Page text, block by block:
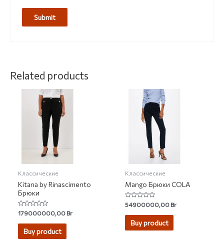
Related products
Классические
Kitana by Rinascimento
Брюки
Rated
0
out
179000000,00Br
Buy product
Классические
Mango Брюки COLA
Rated
0
out
54900000,00Br
Buy product